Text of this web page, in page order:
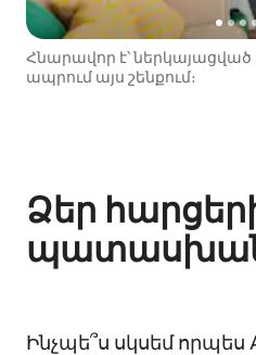
Հնարավոր է՝ ներկայացված
ապրում այս շենքում։
Ձեր
Ինչպե՞ս սկսեմ որպես